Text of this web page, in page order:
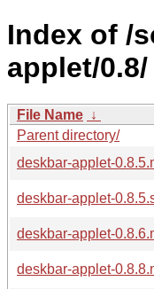
Index of /
applet/0.8/
File Name ↓
Parent directory/
deskbar-applet-
deskbar-applet-
deskbar-applet-
deskbar-applet-